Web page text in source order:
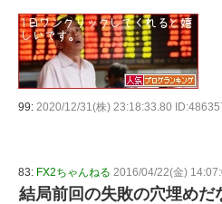
99: 2020/12/31(株) 23:18:33.80
83: FX2ちゃんねる 2016/04/22(金)
結局前回の失敗の穴埋めだ